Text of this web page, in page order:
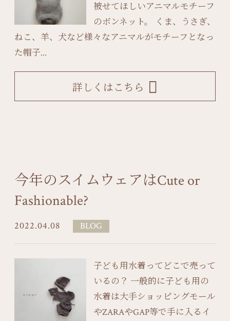
被せてほしいアニマルモチーフ
のボンネット。 くま、うさぎ、
ねこ、羊、犬など様々なアニマルがモチーフとなっ
た帽子...
詳しくはこちら
今年のスイムウェアはCute or
Fashionable?
2022.04.08 BLOG
子ども用水着ってどこで売って
いるの？ 一般的に子ども用の
水着は大手ショッピングモール
やZARAやGAP等で手に入るイ